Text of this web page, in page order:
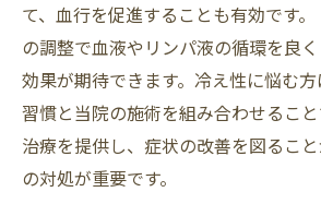
て、血行を促進することも有効です
の調整で血液やリンパ液の循環を良
効果が期待できます。冷え性に悩む
習慣と当院の施術を組み合わせるこ
治療を提供し、症状の改善を図るこ
の対処が重要です。